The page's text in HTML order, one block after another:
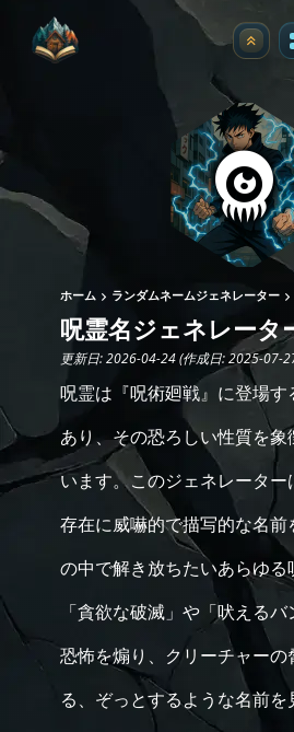
アッ
ホーム ランダムネームジェネレーター
呪霊名ジェネレータ
更新日: 2026-04-24 (作成日: 2025-07-
呪霊は『呪術廻戦』に登場
あり、その恐ろしい性質を
います。このジェネレータ
存在に威嚇的で描写的な名
の中で解き放ちたいあらゆる
「貪欲な破滅」や「吠えるバ
恐怖を煽り、クリーチャー
る、ぞっとするような名前を